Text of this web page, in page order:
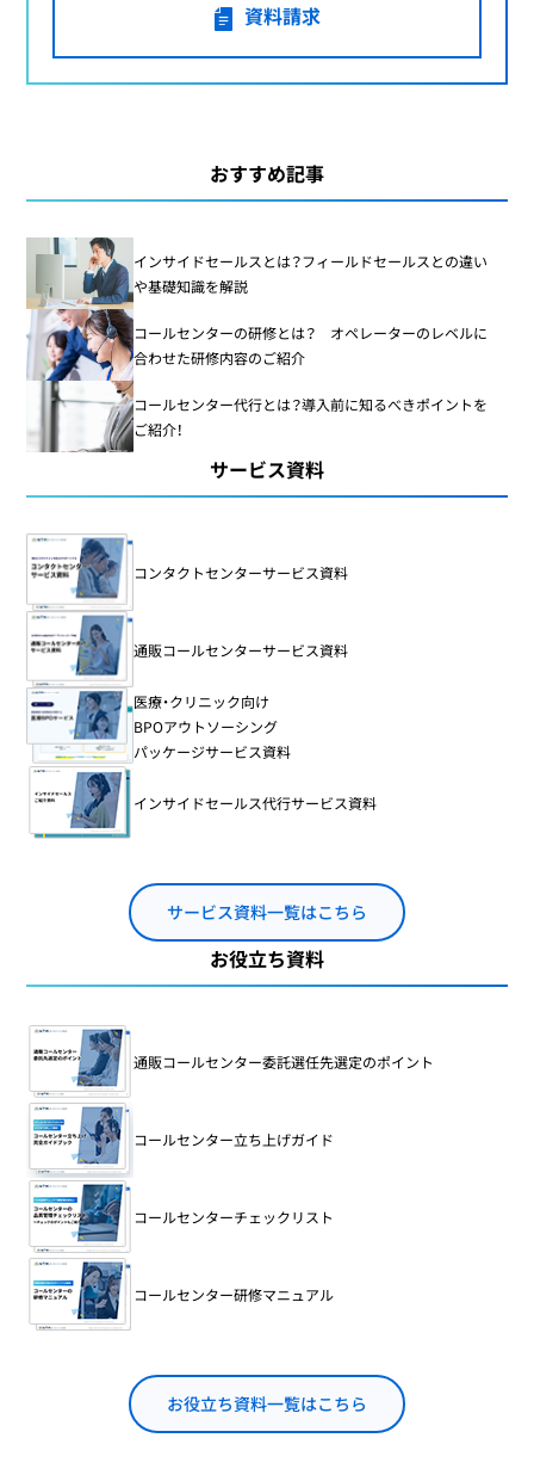
資料請求
おすすめ記事
インサイドセールスとは？フィールドセールスとの違い
や基礎知識を解説
コールセンターの研修とは？ オペレーターのレベルに
合わせた研修内容のご紹介
コールセンター代行とは？導入前に知るべきポイントを
ご紹介！
サービス資料
コンタクトセンターサービス資料
通販コールセンターサービス資料
医療・クリニック向け
BPOアウトソーシング
パッケージサービス資料
インサイドセールス代行サービス資料
サービス資料一覧はこちら
お役立ち資料
通販コールセンター委託選任先選定のポイント
コールセンター立ち上げガイド
コールセンターチェックリスト
コールセンター研修マニュアル
お役立ち資料一覧はこちら